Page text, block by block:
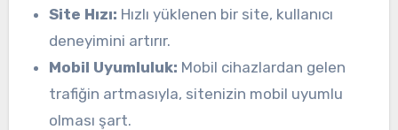
Site Hızı: Hızlı yüklenen bir site, kullanıcı
deneyimini artırır.
Mobil Uyumluluk: Mobil cihazlardan gelen
trafiğin artmasıyla, sitenizin mobil uyumlu
olması şart.